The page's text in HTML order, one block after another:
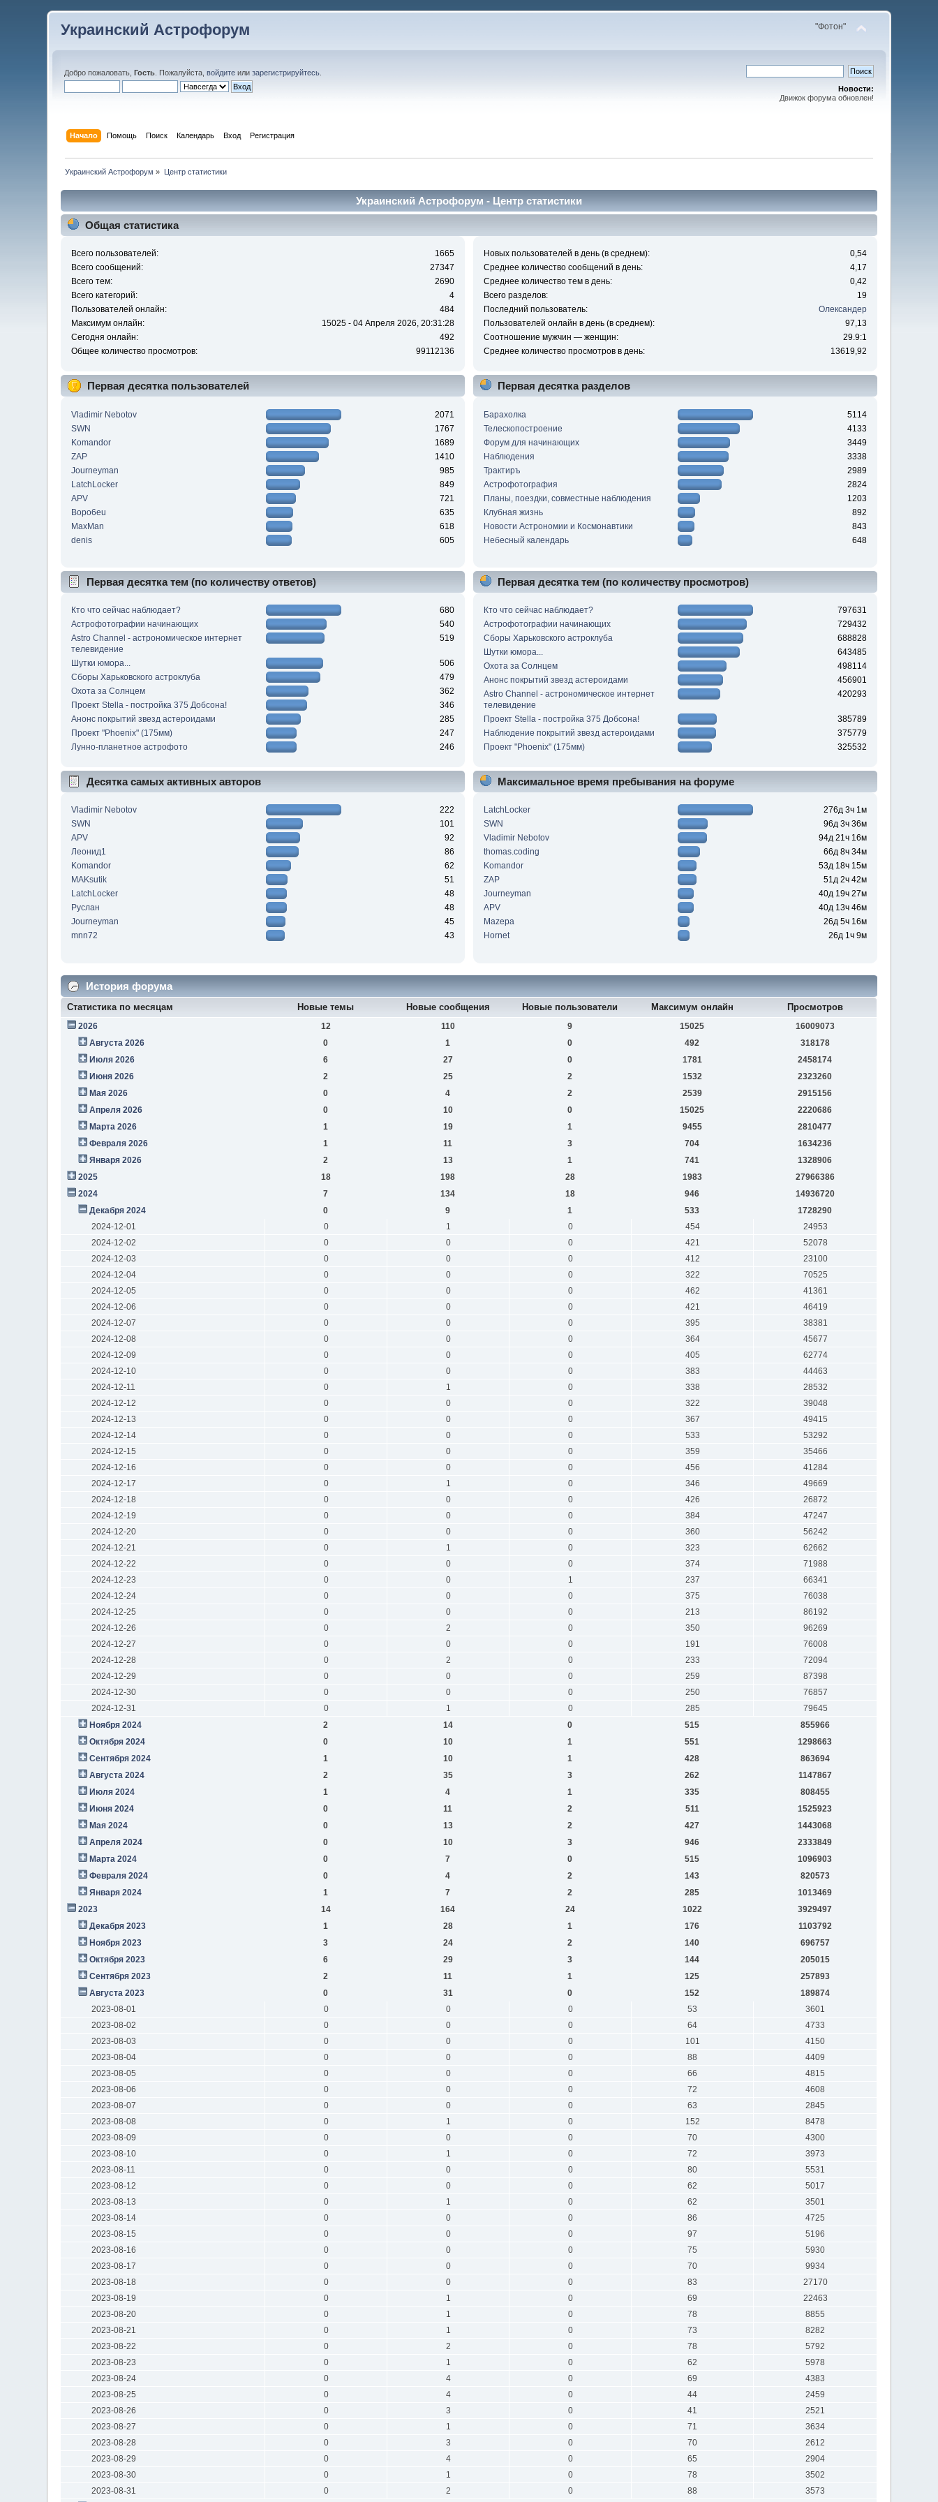
Украинский Астрофорум "Фотон"
Добро пожаловать,Гость . Пожалуйста,войдите илизарегистрируйтесь
Новости:
Движок форума обновлен!
Начало Помощь Поиск Календарь Вход Регистрация
Украинский Астрофорум » Центр статистики
Украинский Астрофорум - Центр статистики
Общая статистика
Всего пользователей:
1665
Всего сообщений:
27347
Всего тем:
2690
Всего категорий:
4
Пользователей онлайн:
484
Максимум онлайн:
15025 - 04 Апреля 2026, 20:31:28
Сегодня онлайн:
492
Общее количество просмотров:
99112136
Новых пользователей в день (в среднем):
0,54
Среднее количество сообщений в день:
4,17
Среднее количество тем в день:
0,42
Всего разделов:
19
Последний пользователь:
Олександер
Пользователей онлайн в день (в среднем):
97,13
Соотношение мужчин — женщин:
29.9:1
Среднее количество просмотров в день:
13619,92
Первая десятка пользователей
Vladimir Nebotov
2071
SWN
1767
Komandor
1689
ZAP
1410
Journeyman
985
LatchLocker
849
APV
721
Bopo6eu
635
MaxMan
618
denis
605
Первая десятка разделов
Барахолка
5114
Телескопостроение
4133
Форум для начинающих
3449
Наблюдения
3338
Трактиръ
2989
Астрофотография
2824
Планы, поездки, совместные наблюдения
1203
Клубная жизнь
892
Новости Астрономии и Космонавтики
843
Небесный календарь
648
Первая десятка тем (по количеству ответов)
Кто что сейчас наблюдает?
680
Астрофотографии начинающих
540
Astro Channel - астрономическое интернет
телевидение
519
Шутки юмора...
506
Сборы Харьковского астроклуба
479
Охота за Солнцем
362
Проект Stella - постройка 375 Добсона!
346
Анонс покрытий звезд астероидами
285
Проект "Phoenix" (175мм)
247
Лунно-планетное астрофото
246
Первая десятка тем (по количеству просмотров)
Кто что сейчас наблюдает?
797631
Астрофотографии начинающих
729432
Сборы Харьковского астроклуба
688828
Шутки юмора...
643485
Охота за Солнцем
498114
Анонс покрытий звезд астероидами
456901
Astro Channel - астрономическое интернет
телевидение
420293
Проект Stella - постройка 375 Добсона!
385789
Наблюдение покрытий звезд астероидами
375779
Проект "Phoenix" (175мм)
325532
Десятка самых активных авторов
Vladimir Nebotov
222
SWN
101
APV
92
Леонид1
86
Komandor
62
MAKsutik
51
LatchLocker
48
Руслан
48
Journeyman
45
mnn72
43
Максимальное время пребывания на форуме
LatchLocker
276д 3ч 1м
SWN
96д 3ч 36м
Vladimir Nebotov
94д 21ч 16м
thomas.coding
66д 8ч 34м
Komandor
53д 18ч 15м
ZAP
51д 2ч 42м
Journeyman
40д 19ч 27м
APV
40д 13ч 46м
Mazepa
26д 5ч 16м
Hornet
26д 1ч 9м
История форума
Статистика по месяцам Новые темы Новые сообщения Новые пользователи Максимум онлайн Просмотров
2026 12 110 9 15025
16009073
Августа 2026
0 1 0 492
318178
Июля 2026
6 27 0 1781
2458174
Июня 2026
2 25 2 1532
2323260
Мая 2026
0 4 2 2539
2915156
Апреля 2026
0 10 0 15025
2220686
Марта 2026
1 19 1 9455
2810477
Февраля 2026
1 11 3 704
1634236
Января 2026
2 13 1 741
1328906
2025
18 198 28 1983
27966386
2024
7 134 18 946
14936720
Декабря 2024
0 9 1 533
1728290
2024-12-01
0 1 0 454
24953
2024-12-02
0 0 0 421
52078
2024-12-03
0 0 0 412
23100
2024-12-04
0 0 0 322
70525
2024-12-05
0 0 0 462
41361
2024-12-06
0 0 0 421
46419
2024-12-07
0 0 0 395
38381
2024-12-08
0 0 0 364
45677
2024-12-09
0 0 0 405
62774
2024-12-10
0 0 0 383
44463
2024-12-11
0 1 0 338
28532
2024-12-12
0 0 0 322
39048
2024-12-13
0 0 0 367
49415
2024-12-14
0 0 0 533
53292
2024-12-15
0 0 0 359
35466
2024-12-16
0 0 0 456
41284
2024-12-17
0 1 0 346
49669
2024-12-18
0 0 0 426
26872
2024-12-19
0 0 0 384
47247
2024-12-20
0 0 0 360
56242
2024-12-21
0 1 0 323
62662
2024-12-22
0 0 0 374
71988
2024-12-23
0 0 1 237
66341
2024-12-24
0 0 0 375
76038
2024-12-25
0 0 0 213
86192
2024-12-26
0 2 0 350
96269
2024-12-27
0 0 0 191
76008
2024-12-28
0 2 0 233
72094
2024-12-29
0 0 0 259
87398
2024-12-30
0 0 0 250
76857
2024-12-31
0 1 0 285
79645
Ноября 2024
2 14 0 515
855966
Октября 2024
0 10 1 551
1298663
Сентября 2024
1 10 1 428
863694
Августа 2024
2 35 3 262
1147867
Июля 2024
1 4 1 335
808455
Июня 2024
0 11 2 511
1525923
Мая 2024
0 13 2 427
1443068
Апреля 2024
0 10 3 946
2333849
Марта 2024
0 7 0 515
1096903
Февраля 2024
0 4 2 143
820573
Января 2024
1 7 2 285
1013469
2023
14 164 24 1022
3929497
Декабря 2023
1 28 1 176
1103792
Ноября 2023
3 24 2 140
696757
Октября 2023
6 29 3 144
205015
Сентября 2023
2 11 1 125
257893
Августа 2023
0 31 0 152
189874
2023-08-01
0 0 0 53
3601
2023-08-02
0 0 0 64
4733
2023-08-03
0 0 0 101
4150
2023-08-04
0 0 0 88
4409
2023-08-05
0 0 0 66
4815
2023-08-06
0 0 0 72
4608
2023-08-07
0 0 0 63
2845
2023-08-08
0 1 0 152
8478
2023-08-09
0 0 0 70
4300
2023-08-10
0 1 0 72
3973
2023-08-11
0 0 0 80
5531
2023-08-12
0 0 0 62
5017
2023-08-13
0 1 0 62
3501
2023-08-14
0 0 0 86
4725
2023-08-15
0 0 0 97
5196
2023-08-16
0 0 0 75
5930
2023-08-17
0 0 0 70
9934
2023-08-18
0 0 0 83
27170
2023-08-19
0 1 0 69
22463
2023-08-20
0 1 0 78
8855
2023-08-21
0 1 0 73
8282
2023-08-22
0 2 0 78
5792
2023-08-23
0 1 0 62
5978
2023-08-24
0 4 0 69
4383
2023-08-25
0 4 0 44
2459
2023-08-26
0 3 0 41
2521
2023-08-27
0 1 0 71
3634
2023-08-28
0 3 0 70
2612
2023-08-29
0 4 0 65
2904
2023-08-30
0 1 0 78
3502
2023-08-31
0 2 0 88 3573